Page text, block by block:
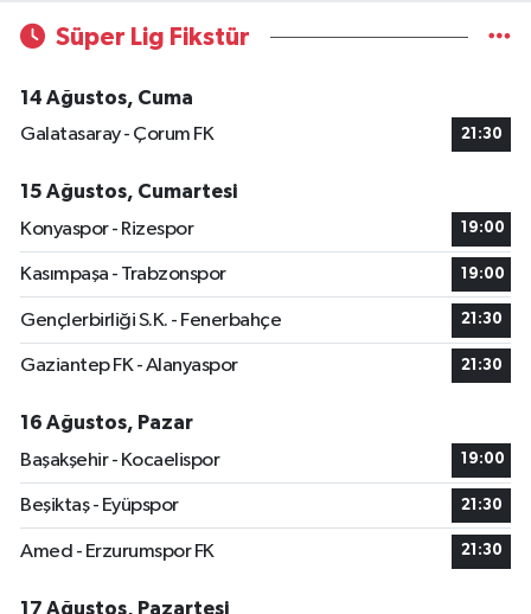
Süper Lig Fikstür
14 Ağustos, Cuma
Galatasaray - Çorum FK
21:30
15 Ağustos, Cumartesi
Konyaspor - Rizespor
19:00
Kasımpaşa - Trabzonspor 19:00
Gençlerbirliği S.K. - Fenerbahçe 21:30
Gaziantep FK - Alanyaspor 21:30
16 Ağustos, Pazar
Başakşehir - Kocaelispor
19:00
Beşiktaş - Eyüpspor 21:30
Amed - Erzurumspor FK 21:30
17 Ağustos, Pazartesi